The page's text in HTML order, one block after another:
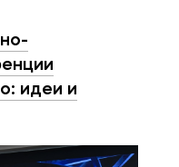
идеи и